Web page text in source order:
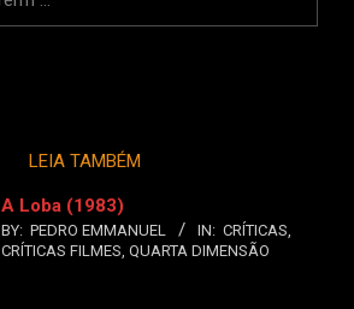
LEIA TAMBÉM
A Loba (1983)
BY: PEDRO EMMANUEL IN: CRÍTICAS,
CRÍTICAS FILMES, QUARTA DIMENSÃO